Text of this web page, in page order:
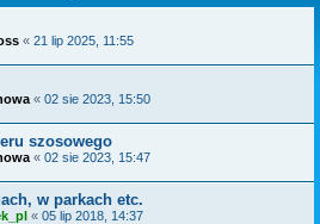
« 21 lip 2025, 11:55
« 02 sie 2023, 15:50
szosowego
« 02 sie 2023, 15:47
w parkach etc.
« 05 lip 2018, 14:37